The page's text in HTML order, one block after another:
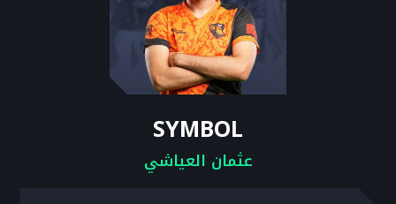
SYMBOL
عثمان العياشي